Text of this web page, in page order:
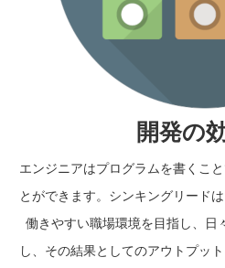
開発の
エンジニアはプログラムを書くこ
とができます。シンキングリード
働きやすい職場環境を目指し、日
し、その結果としてのアウトプッ